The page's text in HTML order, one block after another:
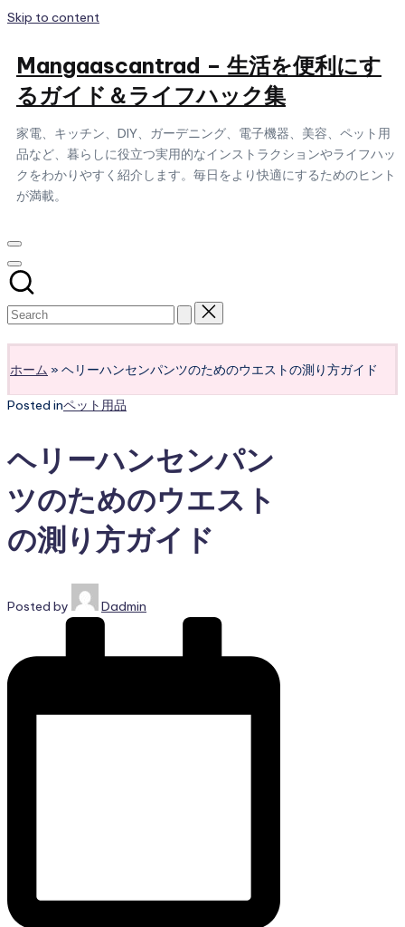
Skip to content
Mangaascantrad – 生活を便利にす
るガイド＆ライフハック集
家電、キッチン、DIY、ガーデニング、電子機器、美容、ペット用
品など、暮らしに役立つ実用的なインストラクションやライフハッ
クをわかりやすく紹介します。毎日をより快適にするためのヒント
が満載。
ホーム » ヘリーハンセンパンツのためのウエストの測り方ガイド
Posted inペット用品
ヘリーハンセンパン
ツのためのウエスト
の測り方ガイド
Posted by Dadmin